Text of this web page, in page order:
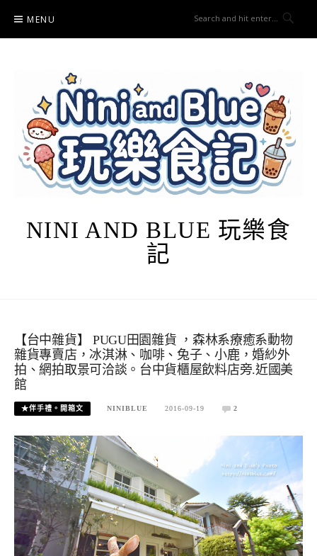
content
MENU
NINI AND BLUE 玩樂食
記
【台中雜貨】 PUGU田園雜貨 ，森林系療癒系動物
雜貨專賣店，冰淇淋、咖啡、兔子、小鹿，婚紗外
拍、網拍取景可洽談。台中貨櫃屋飲料店旁.近國美
館
★伴手禮。開箱文 NINIBLUE 2016-09-19 2